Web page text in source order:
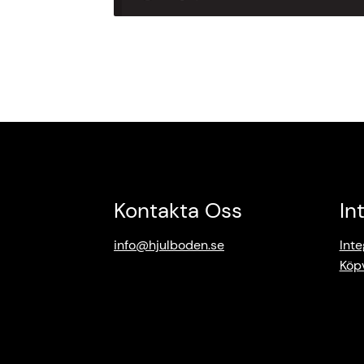
Kontakta Oss
info@hjulboden.se